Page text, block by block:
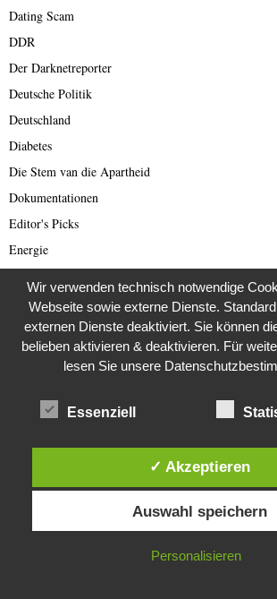
Dating Scam
DDR
Der Darknetreporter
Deutsche Politik
Deutschland
Diabetes
Die Stem van die Apartheid
Dokumentationen
Editor's Picks
Energie
English Scam
Europa
Fake Barrister
Film
Fledermäuse
Diese Website verwendet Cookies. Durch die
Website stimmst du der Verwendung von Cookies
IN ORDNUNG
Wir verwenden technisch notwendige
Webseite sowie externe Dienste.
externen Dienste deaktiviert. Sie können
belieben aktivieren & deaktivieren. Für
lesen Sie unsere
Essenziell
✓ Akzeptieren
Auswahl speichern
Personalisieren